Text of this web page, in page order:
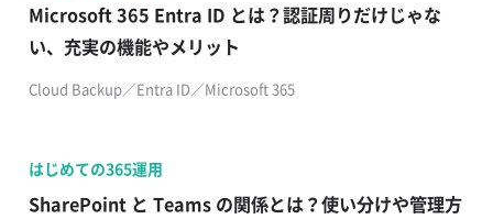
​​Microsoft 365 Entra ID とは？認証周りだけじゃな
い、充実の機能やメリット​
Cloud Backup​／Entra ID／Microsoft 365
はじめての365運用
SharePoint と Teams の関係とは？使い分けや管理方